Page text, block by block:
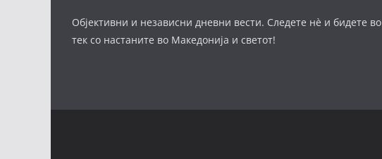
Објективни и независни дневни вести. Следете нè и бидете во
тек со настаните во Македонија и светот!